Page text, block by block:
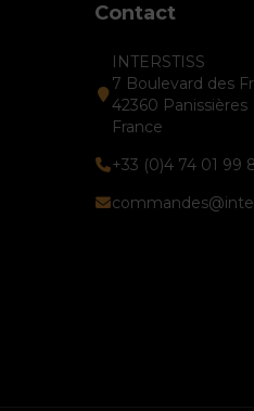
Contact
INTERSTISS
7 Boulevard des
42360 Panissières
France
+33 (0)4 74 01 99